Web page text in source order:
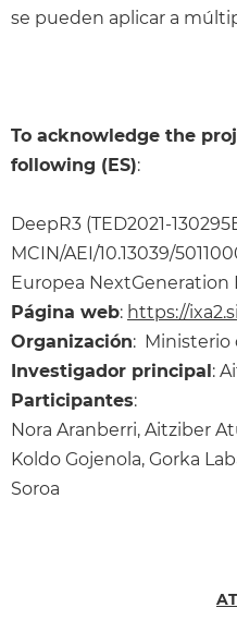
se pueden aplicar a
To acknowledge the
following (ES):
DeepR3 (TED2021-
MCIN/AEI/10.13039/
Europea NextGeneration
Página web: https://
Organización: Ministerio
Investigador principal:
Participantes:
Nora Aranberri, Aitziber
Koldo Gojenola, Gorka
Soroa